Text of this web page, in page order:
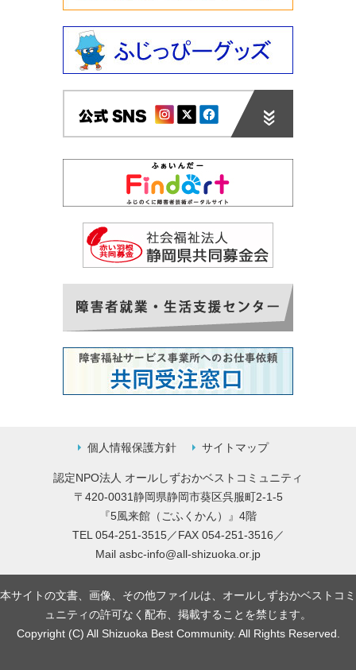
個人情報保護方針 サイトマップ
認定NPO法人 オールしずおかベストコミュニティ
〒420-0031静岡県静岡市葵区呉服町2-1-5
『5風来館（ごふくかん）』4階
TEL 054-251-3515／FAX 054-251-3516／
Mail asbc-info@all-shizuoka.or.jp
本サイトの文書、画像、その他ファイルは、オールしずおかベストコミ
ュニティの許可なく配布、掲載することを禁じます。
Copyright (C) All Shizuoka Best Community. All Rights Reserved.